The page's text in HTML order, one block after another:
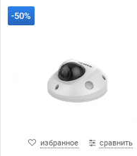
-50%
избранное сравнить